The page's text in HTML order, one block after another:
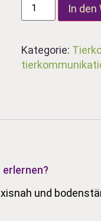
In den
Kategorie:
und